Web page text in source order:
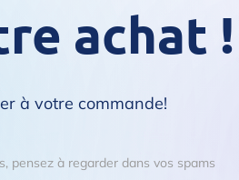
achat !
à votre commande!
pensez à regarder dans vos spams